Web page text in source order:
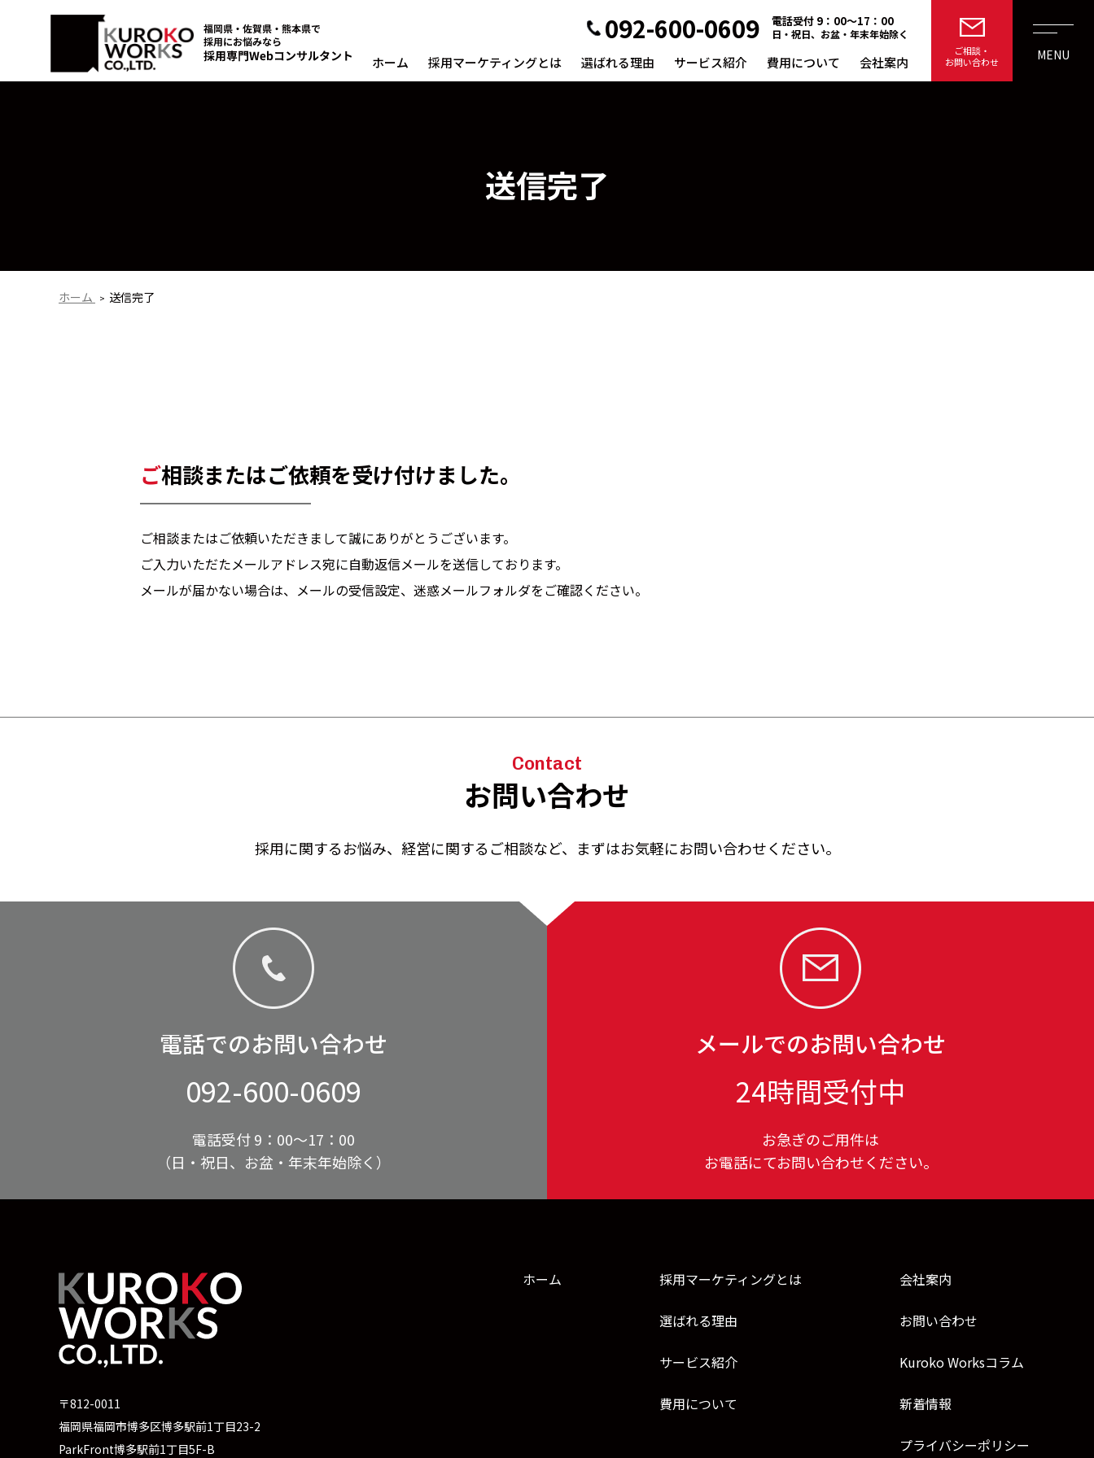
092-600-0609 電話受付 9：00〜17：00
日・祝日、お盆・年末年始除く
ホーム 採用マーケティングとは 選ばれる理由 サービス紹介 費用について 会社案内
ご相談・
お問い合わせ
MENU
送信完了
ホーム 送信完了
ご相談またはご依頼を受け付けました。
ご相談またはご依頼いただきまして誠にありがとうございます。
ご入力いただたメールアドレス宛に自動返信メールを送信しております。
メールが届かない場合は、メールの受信設定、迷惑メールフォルダをご確認ください。
Contact
お問い合わせ
採用に関するお悩み、経営に関するご相談など、まずはお気軽にお問い合わせください。
電話でのお問い合わせ
092-600-0609
電話受付 9：00〜17：00
（日・祝日、お盆・年末年始除く）
メールでのお問い合わせ
24時間受付中
お急ぎのご用件は
お電話にてお問い合わせください。
〒812-0011
福岡県福岡市博多区博多駅前1丁目23-2
ParkFront博多駅前1丁目5F-B
ホーム 採用マーケティングとは
選ばれる理由
サービス紹介
費用について
会社案内
お問い合わせ
Kuroko Worksコラム
新着情報
プライバシーポリシー